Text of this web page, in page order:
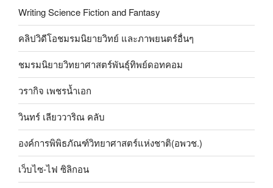
Writing Science Fiction and Fantasy
คลิปวิดีโอชมรมนิยายวิทย์ และภาพยนตร์อื่นๆ
ชมรมนิยายวิทยาศาสตร์พันธุ์ทิพย์ดอทคอม
วรากิจ เพชรน้ำเอก
วินทร์ เลียววาริณ คลับ
องค์การพิพิธภัณฑ์วิทยาศาสตร์แห่งชาติ(อพวช.)
เว็บไซ-ไฟ ซิลิกอน